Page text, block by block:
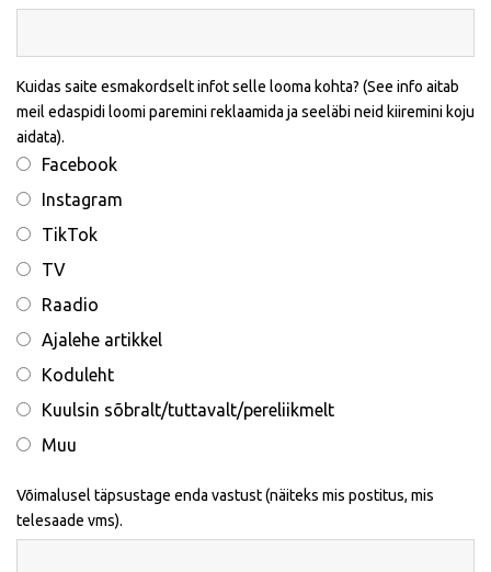
Kuidas saite esmakordselt infot selle looma kohta? (See info aitab
meil edaspidi loomi paremini reklaamida ja seeläbi neid kiiremini koju
aidata).
Facebook
Instagram
TikTok
TV
Raadio
Ajalehe artikkel
Koduleht
Kuulsin sõbralt/tuttavalt/pereliikmelt
Muu
Võimalusel täpsustage enda vastust (näiteks mis postitus, mis
telesaade vms).